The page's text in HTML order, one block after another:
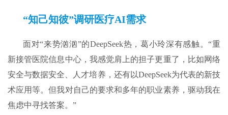
“知己知彼”调研医疗AI需求
面对“来势汹汹”的DeepSeek热，葛小玲深有感触。“重
新接管医院信息中心，我感觉肩上的担子更重了，比如网络
安全与数据安全、人才培养，还有以DeepSeek为代表的新技
术应用等。但我对自己的要求和多年的职业素养，驱动我在
焦虑中寻找答案。”